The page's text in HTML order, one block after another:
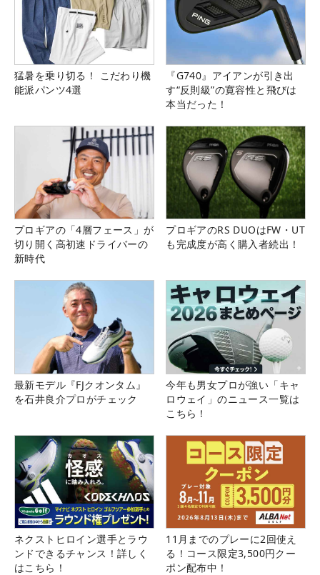
猛暑を乗り切る！ こだわり機
能派パンツ4選
『G740』アイアンが引き出
す“反則級”の寛容性と飛びは
本当だった！
プロギアの「4層フェース」が
切り開く高初速ドライバーの
新時代
プロギアのRS DUOはFW・UT
も完成度が高く購入者続出！
最新モデル『FJクオンタム』
を石井良介プロがチェック
今年も男女プロが強い「キャ
ロウェイ」のニュース一覧は
こちら！
ネクストヒロイン選手とラウ
ンドできるチャンス！詳しく
はこちら！
11月までのプレーに2回使え
る！コース限定3,500円クー
ポン配布中！